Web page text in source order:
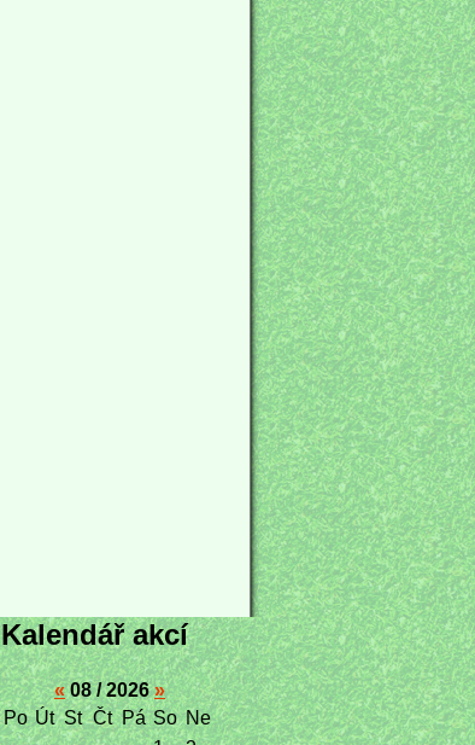
Kalendář akcí
«08 / 2026»
Po Út St Čt Pá So Ne